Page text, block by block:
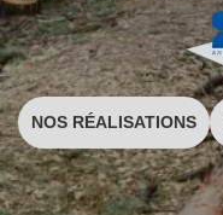
NOS RÉALISATIONS